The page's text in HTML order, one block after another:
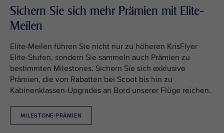
Sichern Sie sich mehr Prämien mit Elite-
Meilen
Elite-Meilen führen Sie nicht nur zu höheren KrisFlyer
Elite-Stufen, sondern Sie sammeln auch Prämien zu
bestimmten Milestones. Sichern Sie sich exklusive
Prämien, die von Rabatten bei Scoot bis hin zu
Kabinenklassen-Upgrades an Bord unserer Flüge reichen.
MILESTONE-PRÄMIEN